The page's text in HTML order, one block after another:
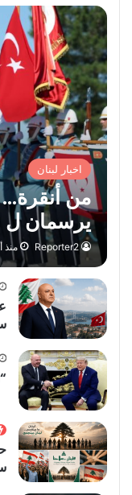
اخبار لبنان
من
يرسمان ل
Reporter2 منذ